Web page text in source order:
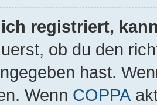
registriert,
ob du den
hast.
Wenn COPPA